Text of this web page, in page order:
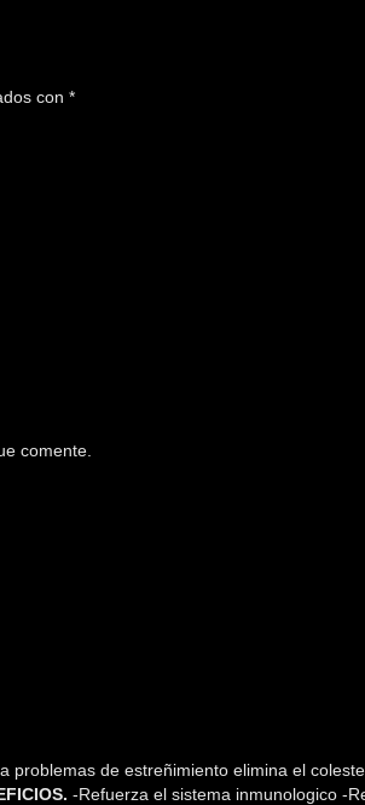
con *
comente.
de estreñimiento elimina el
-Refuerza el sistema inmunologico -